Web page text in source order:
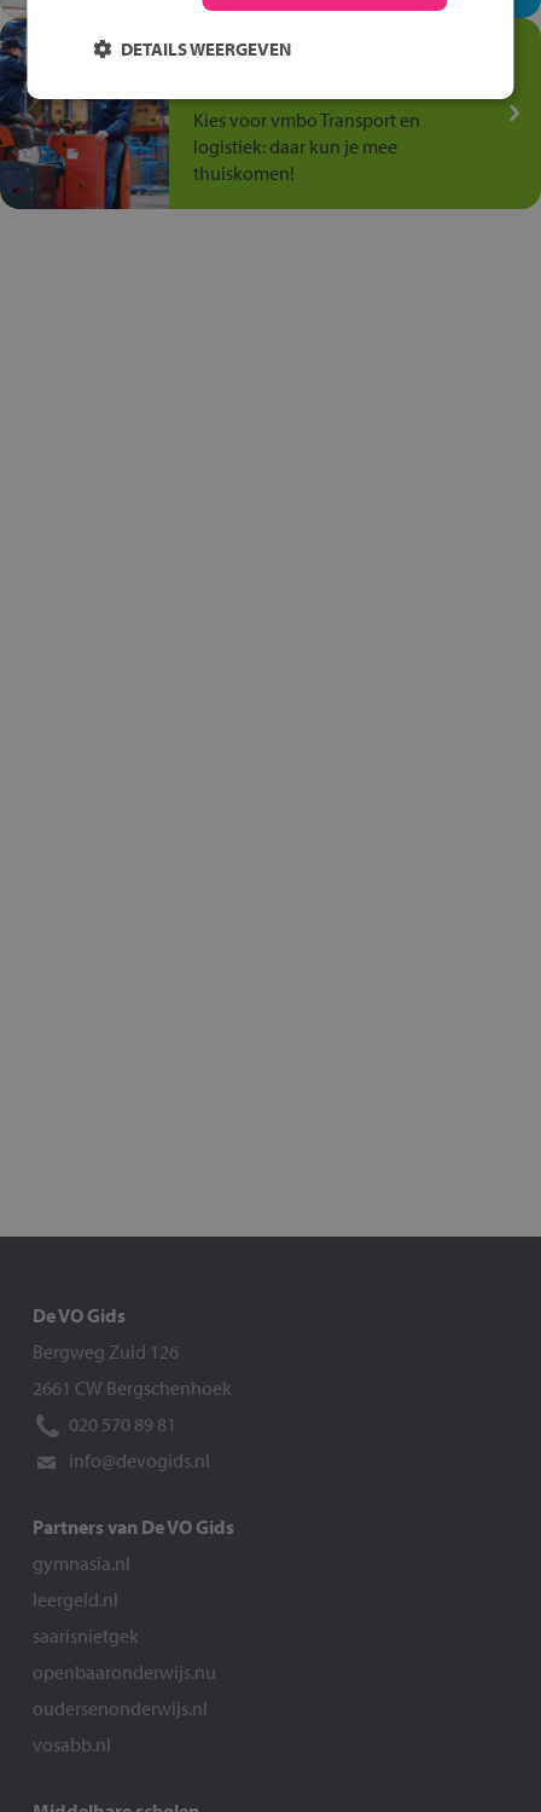
Jouw talent in de
Kies voor vmbo Transport en
logistiek: daar kun je mee
thuiskomen!
De VO Gids
Bergweg Zuid 126
2661 CW Bergschenhoek
020 570 89 81
info@devogids.nl
Partners van De VO Gids
gymnasia.nl
leergeld.nl
saarisnietgek
openbaaronderwijs.nu
oudersenonderwijs.nl
vosabb.nl
DETAILS WEERGEVEN